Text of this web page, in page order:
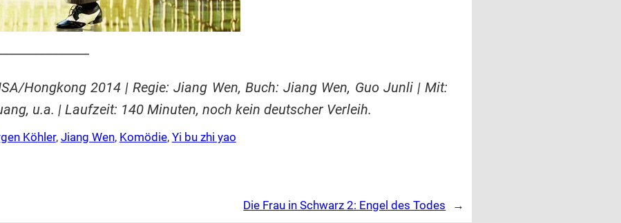
Hongkong 2014 | Regie: Jiang Wen, Buch: Jiang Wen, Guo Junli | Mit:
u.a. | Laufzeit: 140 Minuten, noch kein deutscher Verleih.
Köhler, Jiang Wen, Komödie, Yi bu zhi yao
Die Frau in Schwarz 2: Engel des Todes →